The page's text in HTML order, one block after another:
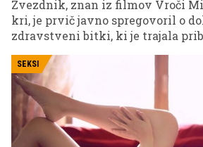
Zvezdnik, znan iz filmov Vroči
kri, je prvič javno spregovoril o
zdravstveni bitki, ki je trajala
operacijo, ki mu je rešila življenje.
SEKSI